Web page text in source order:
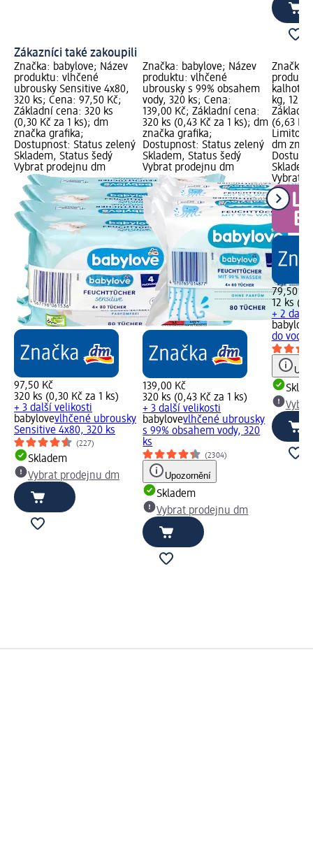
Zákazníci také zakoupili
Značka: babylove; Název
produktu: vlhčené
ubrousky Sensitive 4x80,
320 ks; Cena: 97,50 Kč;
Základní cena: 320 ks
(0,30 Kč za 1 ks); dm
značka grafika;
Dostupnost: Status zelený
Skladem, Status šedý
Vybrat prodejnu dm
97,50 Kč
320 ks (0,30 Kč za 1 ks)
+ 3 další velikosti
babylovevlhčené ubrousky
Sensitive 4x80, 320 ks
(227)
Skladem
Vybrat prodejnu dm
Značka: babylove; Název
produktu: vlhčené
ubrousky s 99% obsahem
vody, 320 ks; Cena:
139,00 Kč; Základní cena:
320 ks (0,43 Kč za 1 ks); dm
značka grafika;
Dostupnost: Status zelený
Skladem, Status šedý
Vybrat prodejnu dm
139,00 Kč
320 ks (0,43 Kč za 1 ks)
+ 3 další velikosti
babylovevlhčené ubrousky
s 99% obsahem vody, 320
ks
(2304)
Upozornění
Skladem
Vybrat prodejnu dm
Značka:
kalhotky
kg, 12
Základní
(6,63 Kč
dm
Vybrat
79,50 Kč
12 ks
+ 2
babylove
do vody